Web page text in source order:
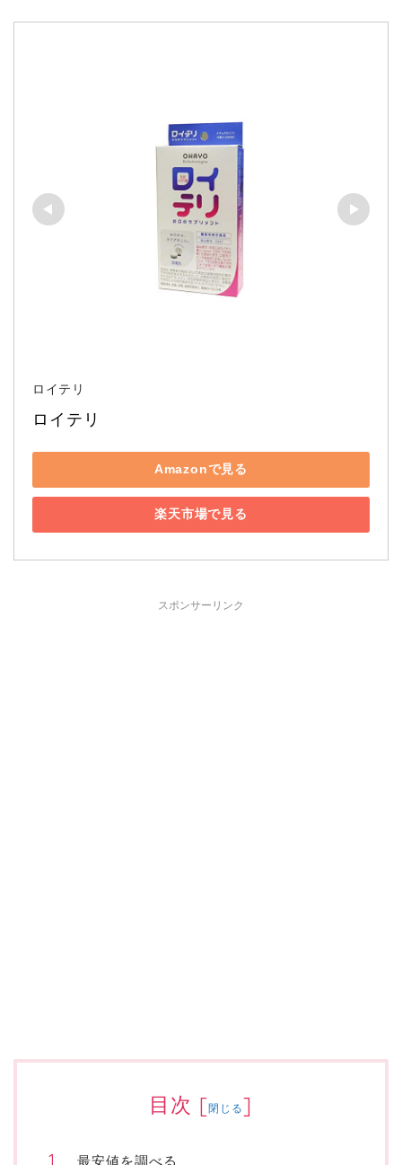
ロイテリ
ロイテリ
Amazonで見る
楽天市場で見る
スポンサーリンク
目次 [閉じる]
最安値を調べる